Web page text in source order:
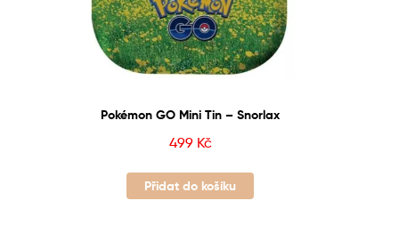
Pokémon GO Mini Tin – Snorlax
499 Kč
Přidat do košíku